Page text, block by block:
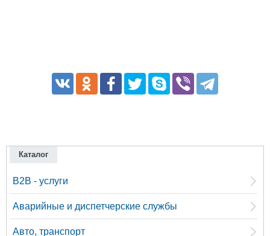
Каталог
B2B - услуги
Аварийные и диспетчерские службы
Авто, транспорт